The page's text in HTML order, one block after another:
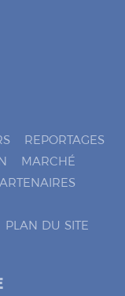
REPORTAGES
MARCHÉ
PLAN DU SITE